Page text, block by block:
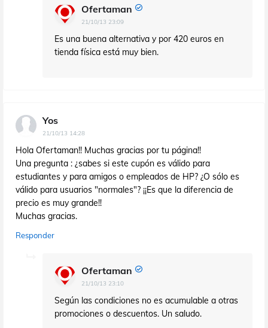
Ofertaman
21/10/13 23:09
Es una buena alternativa y por 420 euros en
tienda física está muy bien.
Yos
21/10/13 14:28
Hola Ofertaman!! Muchas gracias por tu página!!
Una pregunta : ¿sabes si este cupón es válido para
estudiantes y para amigos o empleados de HP? ¿O sólo es
válido para usuarios "normales"? ¡¡Es que la diferencia de
precio es muy grande!!
Muchas gracias.
Responder
Ofertaman
21/10/13 23:10
Según las condiciones no es acumulable a otras
promociones o descuentos. Un saludo.